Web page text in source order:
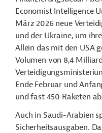
Economist Intelligence
März 2026 neue
und der Ukraine, um
Allein das mit den USA
Volumen von 8,4
Ende Februar und
und fast 450 Raketen
Auch in Saudi-Arabien
Sicherheitsausgaben.